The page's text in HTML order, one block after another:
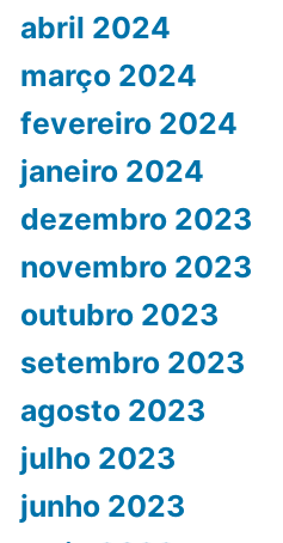
abril 2024
março 2024
fevereiro 2024
janeiro 2024
dezembro 2023
novembro 2023
outubro 2023
setembro 2023
agosto 2023
julho 2023
junho 2023